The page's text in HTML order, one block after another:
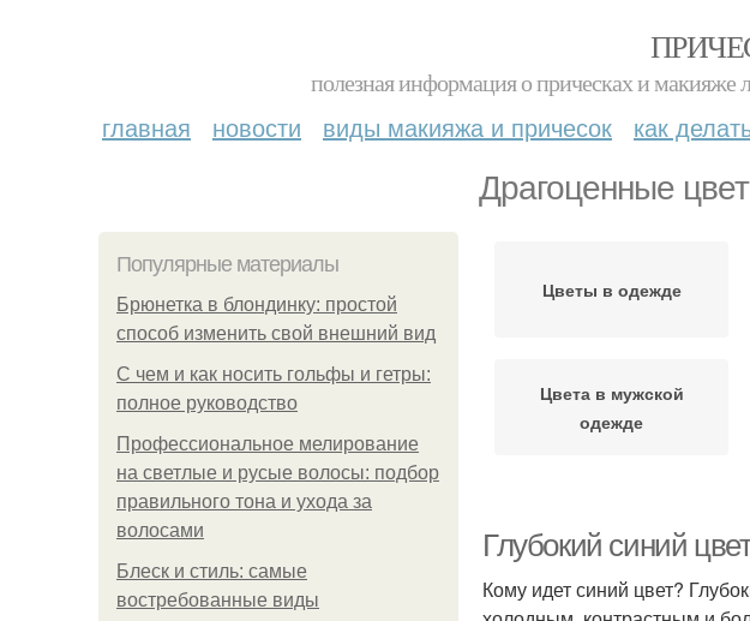
полезная информация о прическах и макияже
главная новости виды макияжа и причесок как
Драгоценные
Популярные материалы
Брюнетка в блондинку: простой
способ изменить свой внешний вид
С чем и как носить гольфы и гетры:
полное руководство
Профессиональное мелирование
на светлые и русые волосы: подбор
правильного тона и ухода за
волосами
Блеск и стиль: самые
востребованные виды
Цветы в одежде
Цвета в мужской
одежде
Глубокий синий
Кому идет синий цвет?